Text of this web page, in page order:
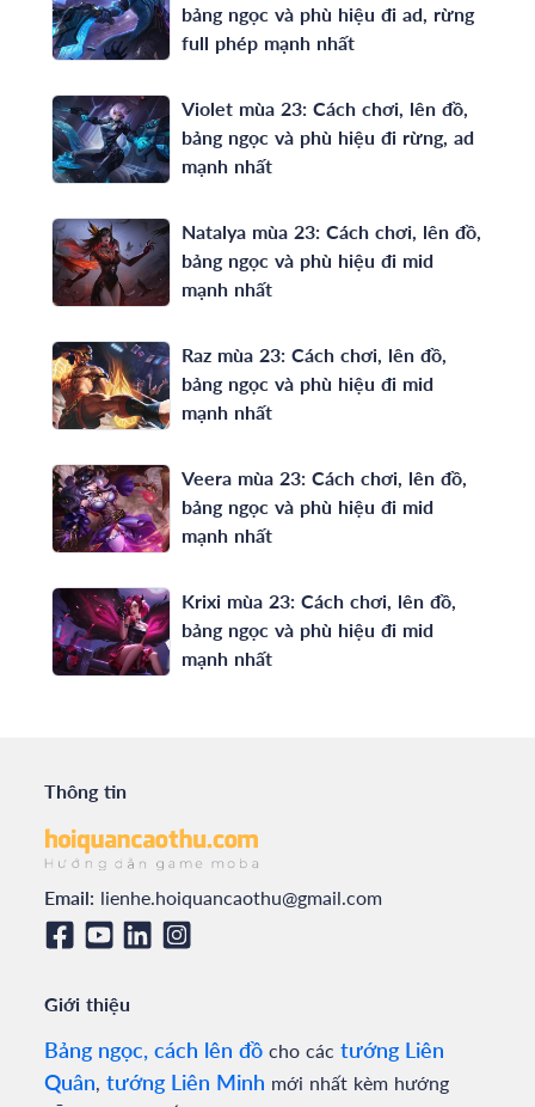
bảng ngọc và phù hiệu đi ad, rừng
full phép mạnh nhất
Violet mùa 23: Cách chơi, lên đồ,
bảng ngọc và phù hiệu đi rừng, ad
mạnh nhất
Natalya mùa 23: Cách chơi, lên đồ,
bảng ngọc và phù hiệu đi mid
mạnh nhất
Raz mùa 23: Cách chơi, lên đồ,
bảng ngọc và phù hiệu đi mid
mạnh nhất
Veera mùa 23: Cách chơi, lên đồ,
bảng ngọc và phù hiệu đi mid
mạnh nhất
Krixi mùa 23: Cách chơi, lên đồ,
bảng ngọc và phù hiệu đi mid
mạnh nhất
Thông tin
Email: lienhe.hoiquancaothu@gmail.com
Giới thiệu
Bảng ngọc, cách lên đồ cho các tướng Liên
Quân tướng Liên Minh mới nhất kèm hướng